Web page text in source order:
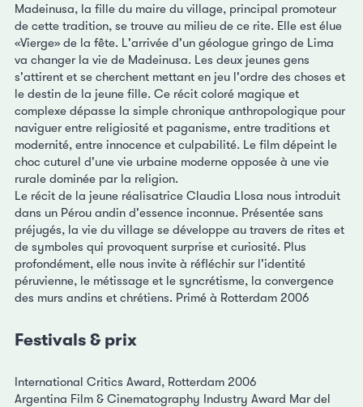
Madeinusa, la fille du maire du village, principal promoteur
de cette tradition, se trouve au milieu de ce rite. Elle est élue
«Vierge» de la fête. L'arrivée d'un géologue gringo de Lima
va changer la vie de Madeinusa. Les deux jeunes gens
s'attirent et se cherchent mettant en jeu l'ordre des choses et
le destin de la jeune fille. Ce récit coloré magique et
complexe dépasse la simple chronique anthropologique pour
naviguer entre religiosité et paganisme, entre traditions et
modernité, entre innocence et culpabilité. Le film dépeint le
choc cuturel d'une vie urbaine moderne opposée à une vie
rurale dominée par la religion.
Le récit de la jeune réalisatrice Claudia Llosa nous introduit
dans un Pérou andin d'essence inconnue. Présentée sans
préjugés, la vie du village se développe au travers de rites et
de symboles qui provoquent surprise et curiosité. Plus
profondément, elle nous invite à réfléchir sur l'identité
péruvienne, le métissage et le syncrétisme, la convergence
des murs andins et chrétiens. Primé à Rotterdam 2006
Festivals & prix
International Critics Award, Rotterdam 2006
Argentina Film & Cinematography Industry Award Mar del